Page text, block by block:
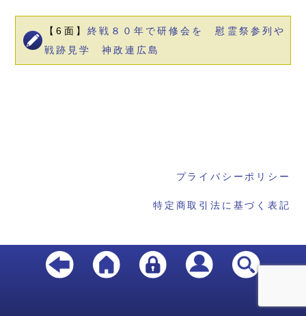
【6面】 終戦８０年で研修会を 慰霊祭参列や
戦跡見学 神政連広島
プライバシーポリシー
特定商取引法に基づく表記